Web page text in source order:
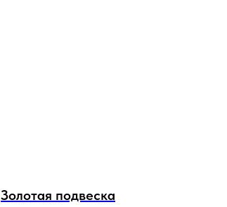
Золотая подвеска